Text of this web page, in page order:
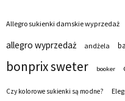
Allegro sukienki damskie wyprzedaż
allegro wyprzedaż
andżela
bonprix sweter booker
Czy kolorowe sukienki są modne?